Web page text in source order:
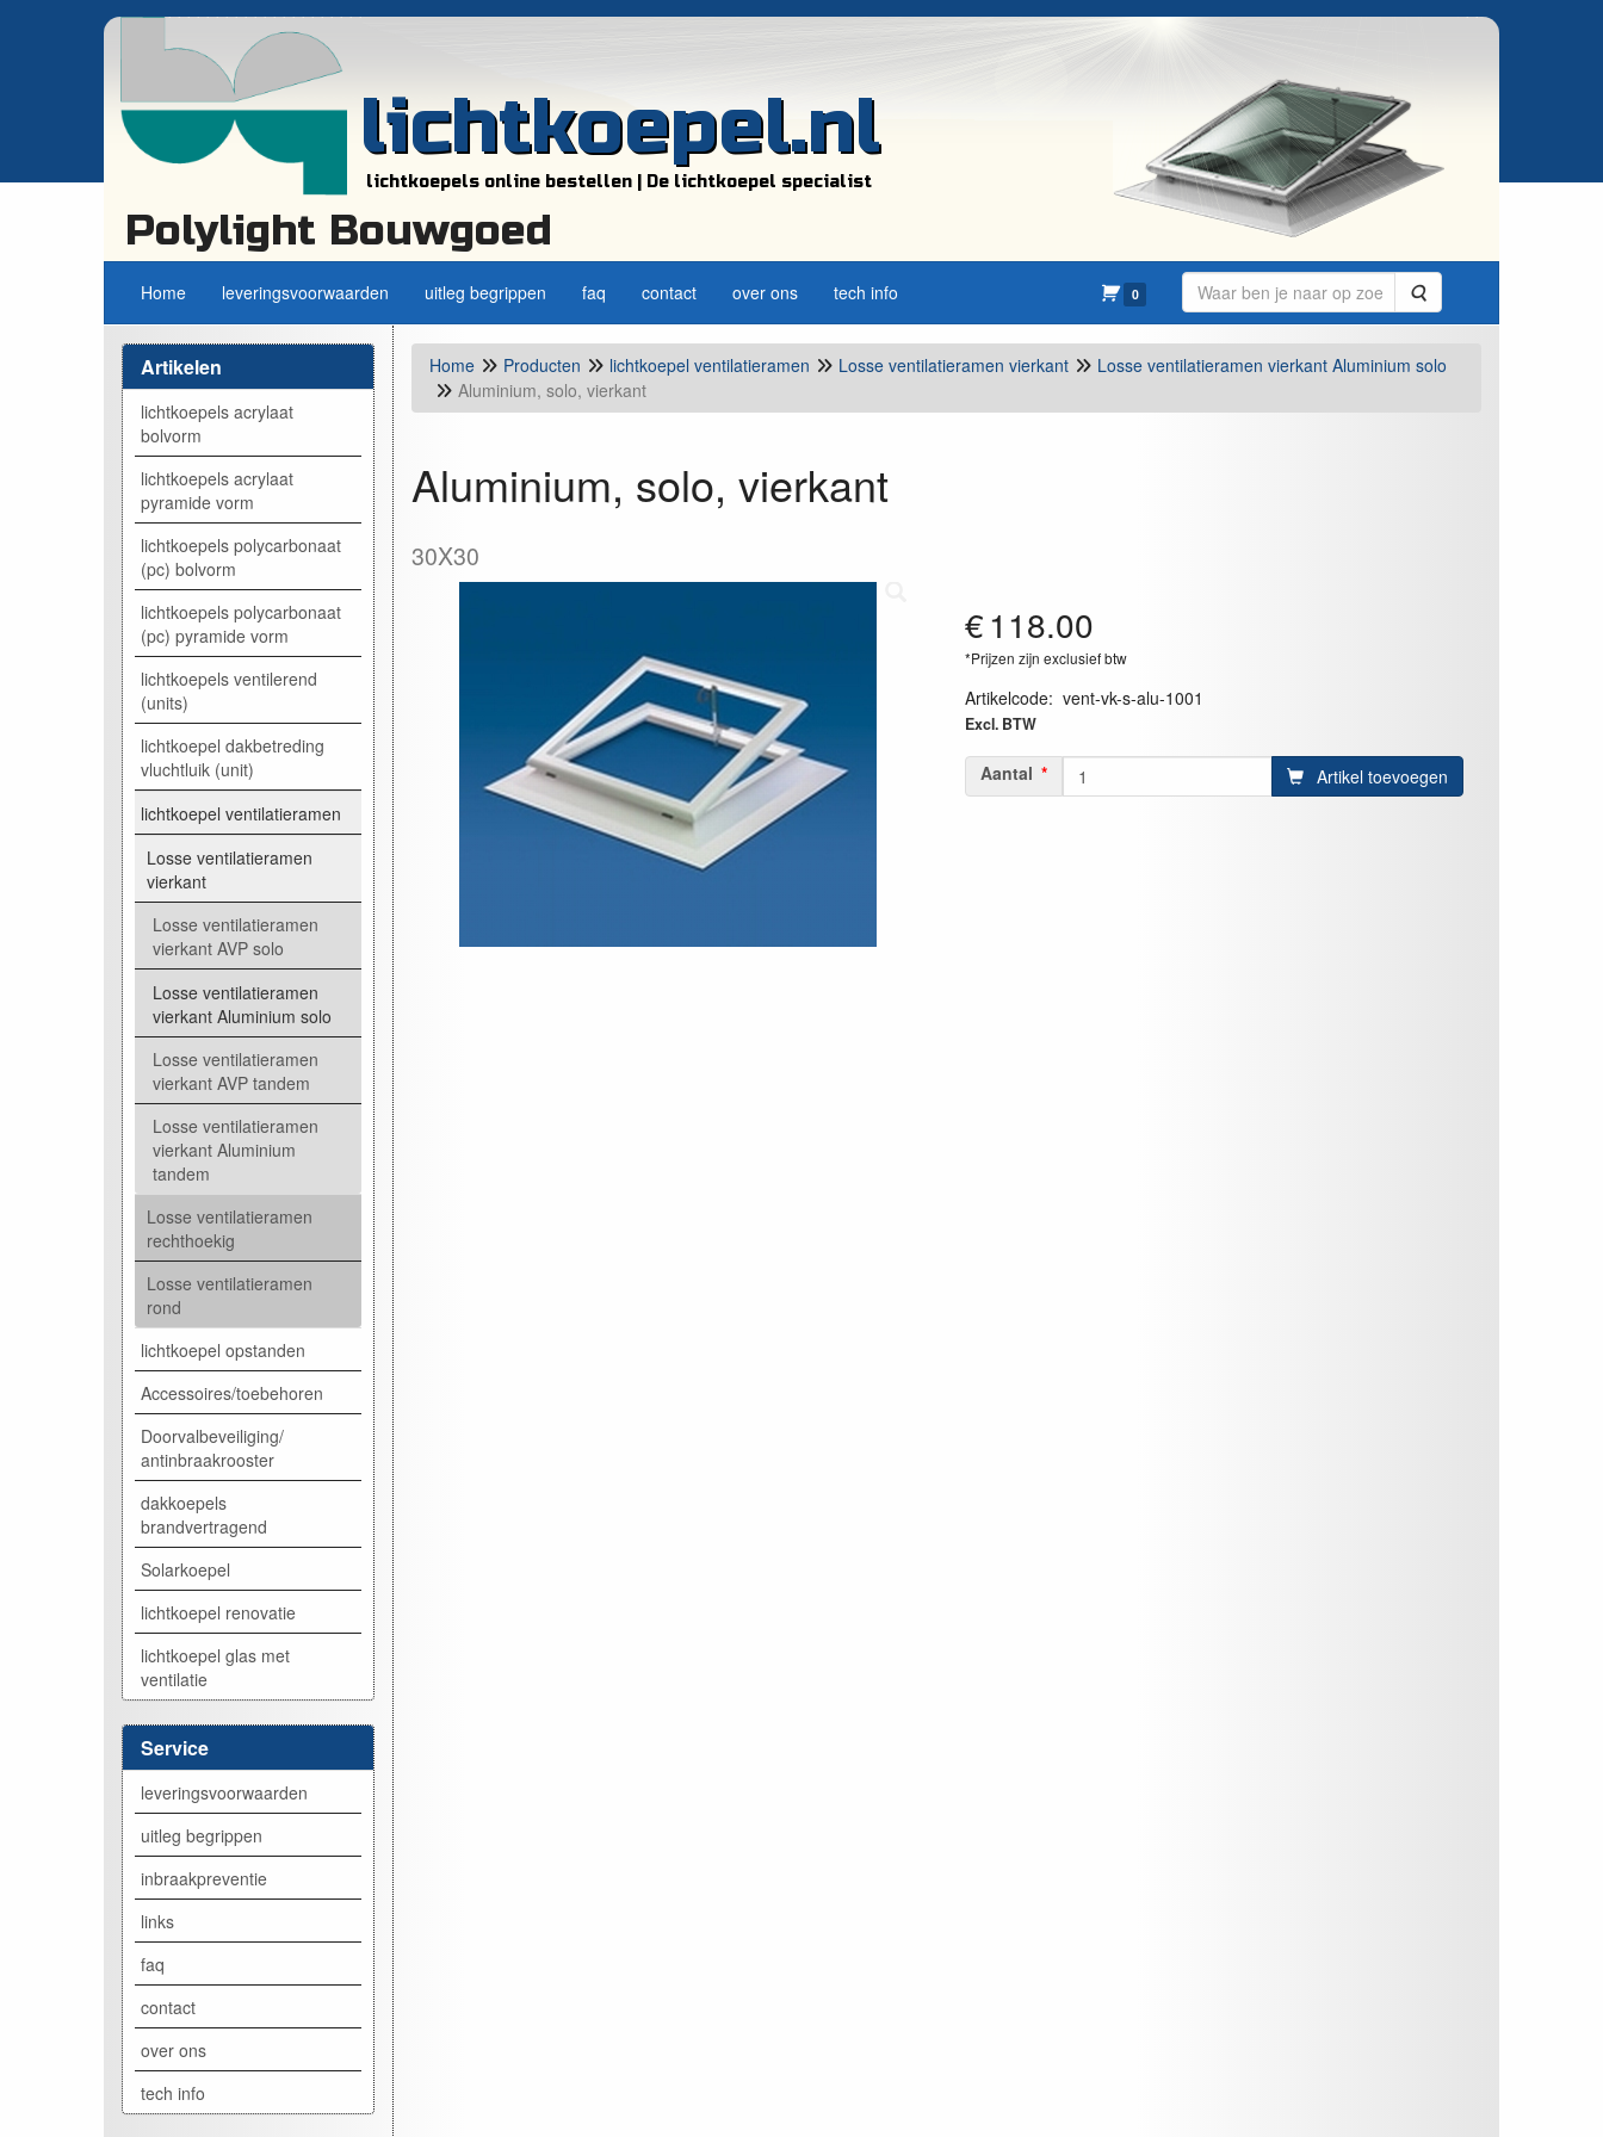
lichtkoepel.nl
lichtkoepels online bestellen | De lichtkoepel specialist
Polylight Bouwgoed
Home leveringsvoorwaarden uitleg begrippen faq contact over ons tech info 0 Zoeken
Artikelen
lichtkoepels acrylaat
bolvorm
lichtkoepels acrylaat
pyramide vorm
lichtkoepels polycarbonaat
(pc) bolvorm
lichtkoepels polycarbonaat
(pc) pyramide vorm
lichtkoepels ventilerend
(units)
lichtkoepel dakbetreding
vluchtluik (unit)
lichtkoepel ventilatieramen
Losse ventilatieramen
vierkant
Losse ventilatieramen
vierkant AVP solo
Losse ventilatieramen
vierkant Aluminium solo
Losse ventilatieramen
vierkant AVP tandem
Losse ventilatieramen
vierkant Aluminium
tandem
Losse ventilatieramen
rechthoekig
Losse ventilatieramen
rond
lichtkoepel opstanden
Accessoires/toebehoren
Doorvalbeveiliging/
antinbraakrooster
dakkoepels
brandvertragend
Solarkoepel
lichtkoepel renovatie
lichtkoepel glas met
ventilatie
Service
leveringsvoorwaarden
uitleg begrippen
inbraakpreventie
links
faq
contact
over ons
tech info
Home Producten lichtkoepel ventilatieramen Losse ventilatieramen vierkant
Losse ventilatieramen vierkant Aluminium solo
Aluminium, solo, vierkant
Aluminium, solo, vierkant
30X30
€118.00
*Prijzen zijn exclusief btw
Artikelcode: vent-vk-s-alu-1001
Excl. BTW
Aantal Artikel toevoegen